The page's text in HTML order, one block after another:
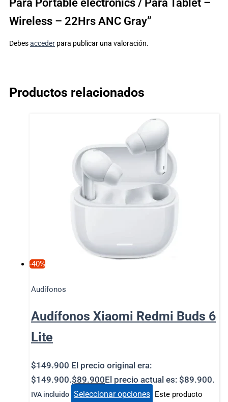
Para Portable electronics / Para Tablet –
Wireless – 22Hrs ANC Gray”
Debesacceder para publicar una valoración.
Productos relacionados
-40%
Audífonos
Audífonos Xiaomi Redmi Buds 6
Lite
$149.900 El precio original era:
$149.900.$89.900El precio actual es: $89.900.
IVA incluido Seleccionar opciones Este producto